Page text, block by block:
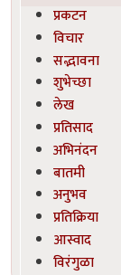
प्रकटन
विचार
सद्भावना
शुभेच्छा
लेख
प्रतिसाद
अभिनंदन
बातमी
अनुभव
प्रतिक्रिया
आस्वाद
विरंगुळा